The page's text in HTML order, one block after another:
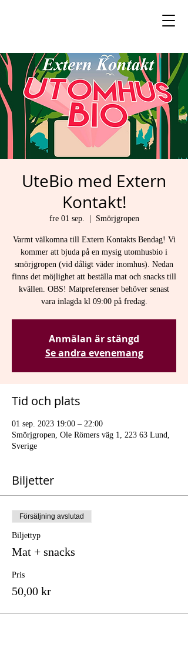
UteBio med Extern
Kontakt!
fre 01 sep. Smörjgropen
Varmt välkomna till Extern Kontakts Bendag! Vi
kommer att bjuda på en mysig utomhusbio i
smörjgropen (vid dåligt väder inomhus). Nedan
finns det möjlighet att beställa mat och snacks till
kvällen. OBS! Matpreferenser behöver senast
vara inlagda kl 09:00 på fredag.
Anmälan är stängd
Se andra evenemang
Tid och plats
01 sep. 2023 19:00 – 22:00
Smörjgropen, Ole Römers väg 1, 223 63 Lund,
Sverige
Biljetter
Försäljning avslutad
Biljettyp
Mat + snacks
Pris
50,00 kr